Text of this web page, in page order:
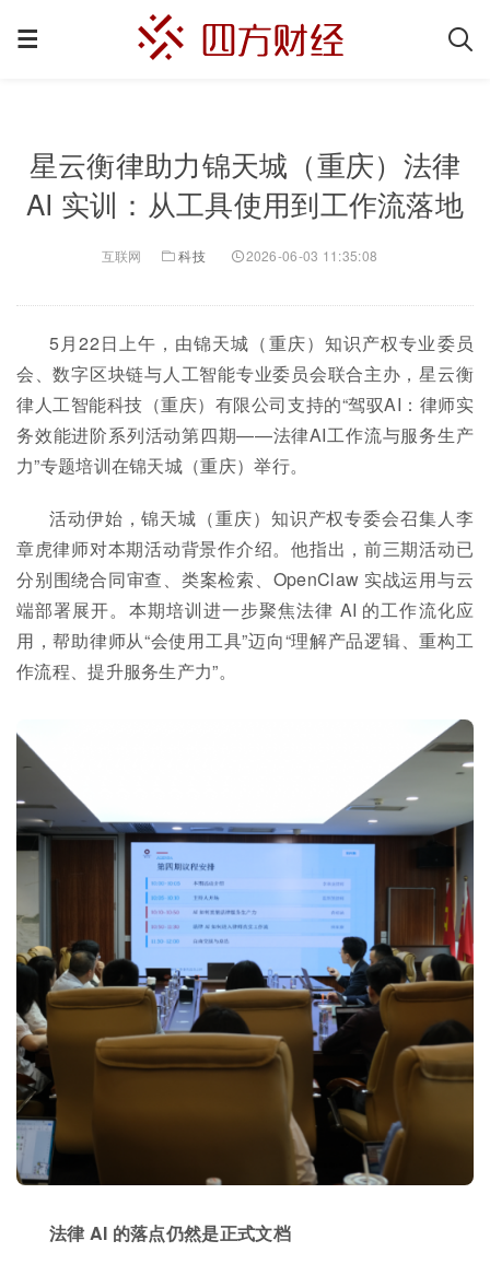
星云衡律助力锦天城（重庆）法律
AI 实训：从工具使用到工作流落地
互联网 科技 2026-06-03 11:35:08
5月22日上午，由锦天城（重庆）知识产权专业委员
会、数字区块链与人工智能专业委员会联合主办，星云衡
律人工智能科技（重庆）有限公司支持的“驾驭AI：律师实
务效能进阶系列活动第四期——法律AI工作流与服务生产
力”专题培训在锦天城（重庆）举行。
活动伊始，锦天城（重庆）知识产权专委会召集人李
章虎律师对本期活动背景作介绍。他指出，前三期活动已
分别围绕合同审查、类案检索、OpenClaw 实战运用与云
端部署展开。本期培训进一步聚焦法律 AI 的工作流化应
用，帮助律师从“会使用工具”迈向“理解产品逻辑、重构工
作流程、提升服务生产力”。
法律 AI 的落点仍然是正式文档